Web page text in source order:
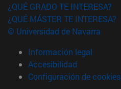
¿QUÉ GRADO TE INTERESA?
¿QUÉ MÁSTER TE INTERESA?
© Universidad de Navarra
Información legal
Accesibilidad
Configuración de cookies